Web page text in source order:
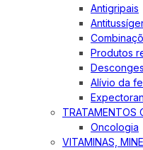
Antigripais
Produtos
Alívio da
TRATAMENTOS
Oncologia
VITAMINAS,